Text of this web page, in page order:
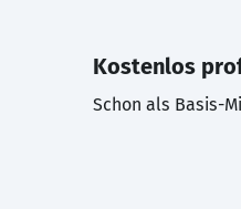
Kostenlos
Schon als Basis-